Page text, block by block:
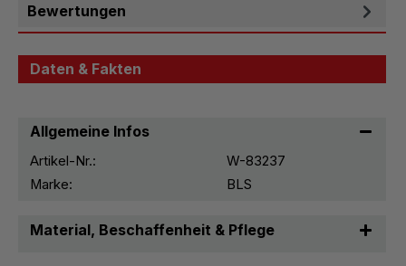
Bewertungen
Daten & Fakten
Allgemeine Infos
Artikel-Nr.:
W-83237
Marke:
BLS
Material, Beschaffenheit & Pflege